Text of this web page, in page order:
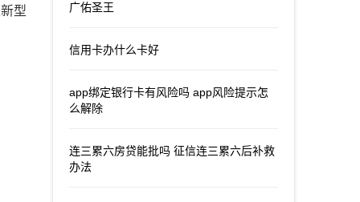
型
广佑圣王
信用卡办什么卡好
app绑定银行卡有风险吗 app风险提示怎
么解除
连三累六房贷能批吗 征信连三累六后补救
办法